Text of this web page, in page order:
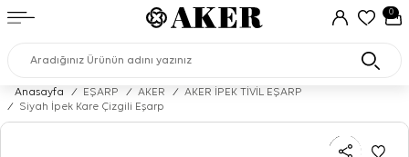
0
Anasayfa / EŞARP / AKER /
AKER İPEK TİVİL EŞARP
/
Siyah İpek Kare Çizgili Eşarp